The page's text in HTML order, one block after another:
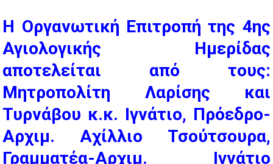
Η Οργανωτική Επιτροπή της 4ης
Αγιολογικής Ημερίδας
αποτελείται από τους:
Μητροπολίτη Λαρίσης και
Τυρνάβου κ.κ. Ιγνάτιο, Πρόεδρο-
Αρχιμ. Αχίλλιο Τσούτσουρα,
Γραμματέα-Αρχιμ. Ιγνάτιο